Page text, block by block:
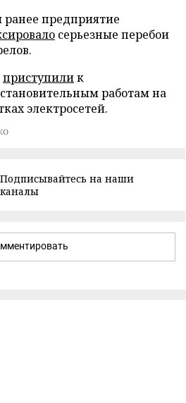
предприятие
серьезные перебои
приступилик
работам на
электросетей.
Подписывайтесь на наши
каналы